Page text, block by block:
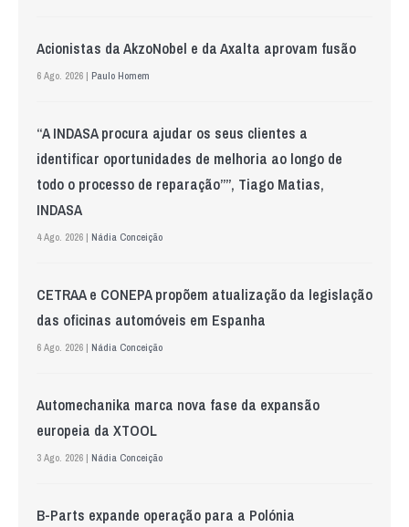
Acionistas da AkzoNobel e da Axalta aprovam fusão
6 Ago. 2026 | Paulo Homem
“A INDASA procura ajudar os seus clientes a
identificar oportunidades de melhoria ao longo de
todo o processo de reparação””, Tiago Matias,
INDASA
4 Ago. 2026 | Nádia Conceição
CETRAA e CONEPA propõem atualização da legislação
das oficinas automóveis em Espanha
6 Ago. 2026 | Nádia Conceição
Automechanika marca nova fase da expansão
europeia da XTOOL
3 Ago. 2026 | Nádia Conceição
B-Parts expande operação para a Polónia